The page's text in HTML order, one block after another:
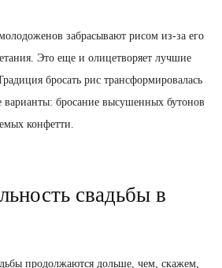
забрасывают рисом из-за его
Это еще и олицетворяет лучшие
бросать рис трансформировалась
варианты: бросание высушенных бутонов
конфетти.
свадьбы в
продолжаются дольше, чем, скажем,